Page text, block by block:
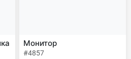
Монитор
#4857